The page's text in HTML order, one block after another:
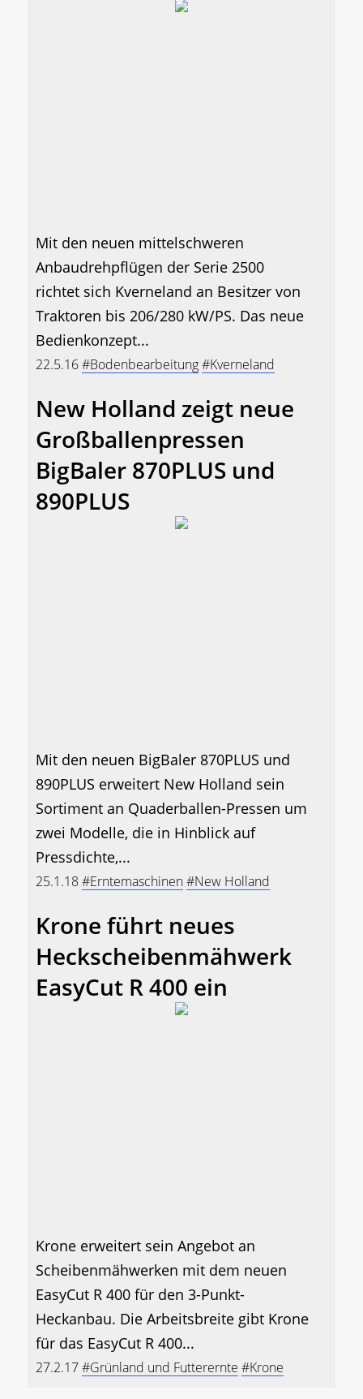
Mit den neuen mittelschweren
Anbaudrehpflügen der Serie 2500
richtet sich Kverneland an Besitzer von
Traktoren bis 206/280 kW/PS. Das neue
Bedienkonzept...
22.5.16#Bodenbearbeitung#Kverneland
New Holland zeigt neue
Großballenpressen
BigBaler 870PLUS und
890PLUS
Mit den neuen BigBaler 870PLUS und
890PLUS erweitert New Holland sein
Sortiment an Quaderballen-Pressen um
zwei Modelle, die in Hinblick auf
Pressdichte,...
25.1.18#Erntemaschinen#New Holland
Krone führt neues
Heckscheibenmähwerk
EasyCut R 400 ein
Krone erweitert sein Angebot an
Scheibenmähwerken mit dem neuen
EasyCut R 400 für den 3-Punkt-
Heckanbau. Die Arbeitsbreite gibt Krone
für das EasyCut R 400...
27.2.17#Grünland und Futterernte #Krone